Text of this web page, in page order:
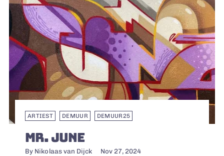
ARTIEST DEMUUR DEMUUR25
MR. JUNE
By Nikolaas van Dijck Nov 27, 2024